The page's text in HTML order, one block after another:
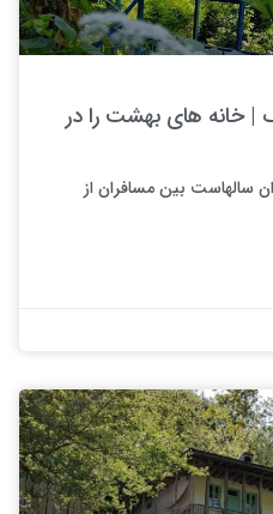
| خانه های بهشت را در
سالهاست بین مسافران از